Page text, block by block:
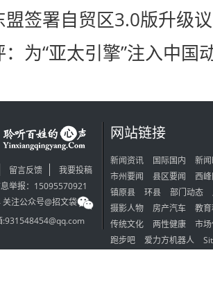
盟签署自贸区3.0版升级
为“亚太引擎”注入中国
留言反馈
我要投稿
举报：15095570921
注公众号@招文袋
网站链接
新闻资讯 国际国内
新
市州要闻
县区要闻
西
镇原县
环县 部门动态
摄影人物
房产汽车
教
传统文化
两性健康
市
跑步吧
爱力方机器人